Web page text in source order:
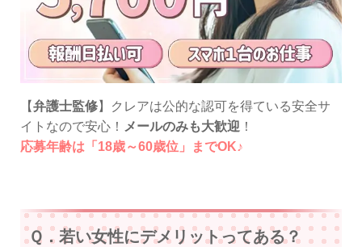
【弁護士監修】クレアは公的な認可を得ている安全サ
イトなので安心！ メールのみも大歓迎 ！
応募年齢は「18歳～60歳位」までOK♪
Ｑ．若い女性にデメリットってある？